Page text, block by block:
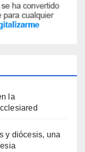
la
y diócesis, una